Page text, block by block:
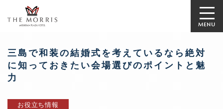
MENU
三島で和装の結婚式を考えているなら絶対
に知っておきたい会場選びのポイントと魅
力
お役立ち情報